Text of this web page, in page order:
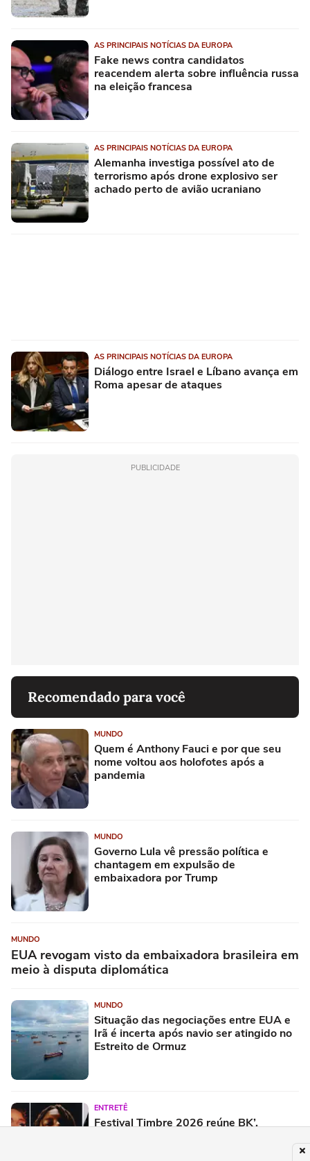
AS PRINCIPAIS NOTÍCIAS DA EUROPA
Fake news contra candidatos
reacendem alerta sobre influência russa
na eleição francesa
AS PRINCIPAIS NOTÍCIAS DA EUROPA
Alemanha investiga possível ato de
terrorismo após drone explosivo ser
achado perto de avião ucraniano
AS PRINCIPAIS NOTÍCIAS DA EUROPA
Diálogo entre Israel e Líbano avança em
Roma apesar de ataques
PUBLICIDADE
Recomendado para você
MUNDO
Quem é Anthony Fauci e por que seu
nome voltou aos holofotes após a
pandemia
MUNDO
Governo Lula vê pressão política e
chantagem em expulsão de
embaixadora por Trump
MUNDO
EUA revogam visto da embaixadora brasileira em
meio à disputa diplomática
MUNDO
Situação das negociações entre EUA e
Irã é incerta após navio ser atingido no
Estreito de Ormuz
ENTRETÊ
Festival Timbre 2026 reúne BK’,
encontro de diferentes gerações do rap